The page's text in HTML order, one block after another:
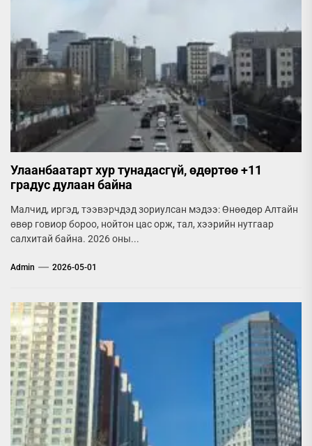
Улаанбаатарт хур тунадасгүй, өдөртөө +11
градус дулаан байна
Малчид, иргэд, тээвэрчдэд зориулсан мэдээ: Өнөөдөр Алтайн
өвөр говиор бороо, нойтон цас орж, тал, хээрийн нутгаар
салхитай байна. 2026 оны...
Admin 2026-05-01